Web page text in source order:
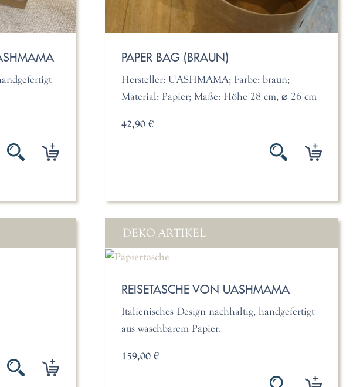
PAPER BAG (BRAUN)
Hersteller: UASHMAMA; Farbe: braun;
Material: Papier; Maße: Höhe 28 cm, ⌀ 26 cm
42,90 €
DEKO ARTIKEL
REISETASCHE VON UASHMAMA
Italienisches Design nachhaltig, handgefertigt
aus waschbarem Papier.
159,00 €